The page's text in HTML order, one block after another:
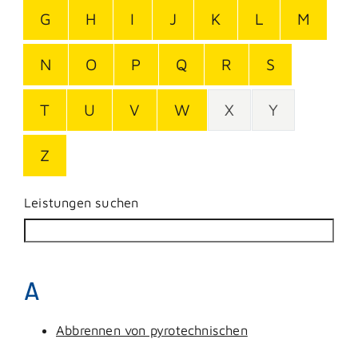
G H I J K L M
N O P Q R S
T U V W X Y
Z
Leistungen suchen
A
Abbrennen von pyrotechnischen